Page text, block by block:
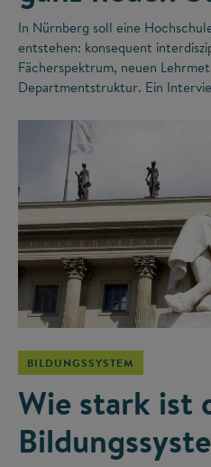
In Nürnberg soll eine
entstehen: konsequent
Fächerspektrum, neuen
Departmentstruktur. Ein
BILDUNGSSYSTEM
Wie stark ist